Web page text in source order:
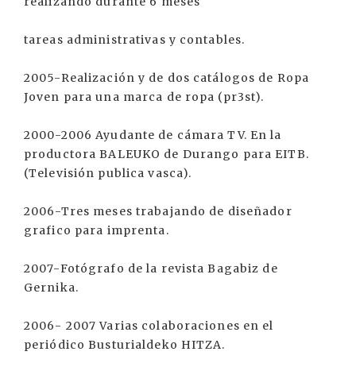
tareas administrativas y contables.
2005-Realización y de dos catálogos de Ropa
Joven para una marca de ropa (pr3st).
2000-2006 Ayudante de cámara TV. En la
productora BALEUKO de Durango para EITB.
(Televisión publica vasca).
2006-Tres meses trabajando de diseñador
grafico para imprenta.
2007-Fotógrafo de la revista Bagabiz de
Gernika.
2006- 2007 Varias colaboraciones en el
periódico Busturialdeko HITZA.